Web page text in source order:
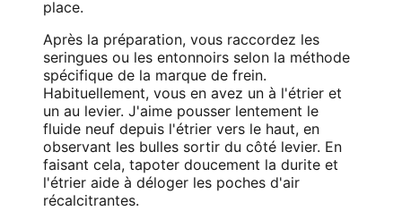
place.
Après la préparation, vous raccordez les
seringues ou les entonnoirs selon la méthode
spécifique de la marque de frein.
Habituellement, vous en avez un à l'étrier et
un au levier. J'aime pousser lentement le
fluide neuf depuis l'étrier vers le haut, en
observant les bulles sortir du côté levier. En
faisant cela, tapoter doucement la durite et
l'étrier aide à déloger les poches d'air
récalcitrantes.